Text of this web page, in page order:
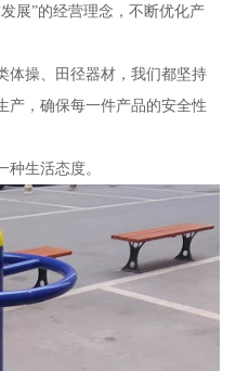
展”的经营理念，不断优化产
体操、田径器材，我们都坚持
产，确保每一件产品的安全性
生活态度。